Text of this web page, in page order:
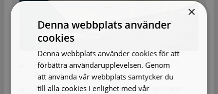
Flyg Stockholm, Köpenhamn eller Göteborg –
Auckland
3 nätter på 4 stjärnigt hotell i Auckland inkl frukost
×
Denna webbplats använder
cookies
Denna webbplats använder cookies för att
förbättra användarupplevelsen. Genom
att använda vår webbplats samtycker du
till alla cookies i enlighet med vår